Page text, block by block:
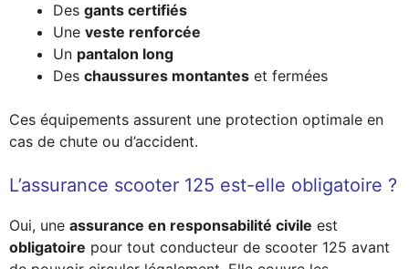
Des gants certifiés
Une veste renforcée
Un pantalon long
Des chaussures montantes et fermées
Ces équipements assurent une protection optimale en
cas de chute ou d’accident.
L’assurance scooter 125 est-elle obligatoire ?
Oui, une assurance en responsabilité civile est
obligatoire pour tout conducteur de scooter 125 avant